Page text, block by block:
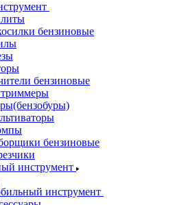
бензиновые
бензиновые
бензиновые
инструмент
инструмент